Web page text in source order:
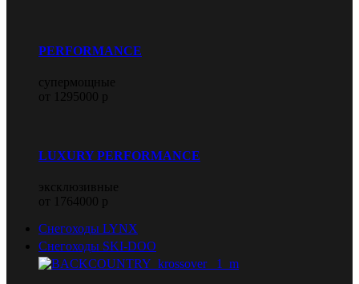
PERFORMANCE
супермощные
от 1295000 р
LUXURY PERFORMANCE
эксклюзивные
от 1764000 р
Снегоходы LYNX
Снегоходы SKI-DOO